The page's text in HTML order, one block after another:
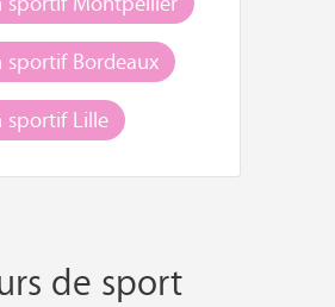
sportif Bordeaux
sportif Lille
de sport